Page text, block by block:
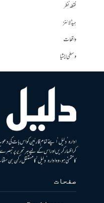
نقطہ نظر
ہیڈلائنز
واقعات
وسطی ایشیا
ادارہ ’دلیل‘ اپنے تمام قارئین کو اس بات کی
کر اظہار کریں اور اس کے لیے ہر تحریر پر
کا متمنی ہو، وہ ادارہ ’دلیل‘ کا مستقل رکن بن
صفحات